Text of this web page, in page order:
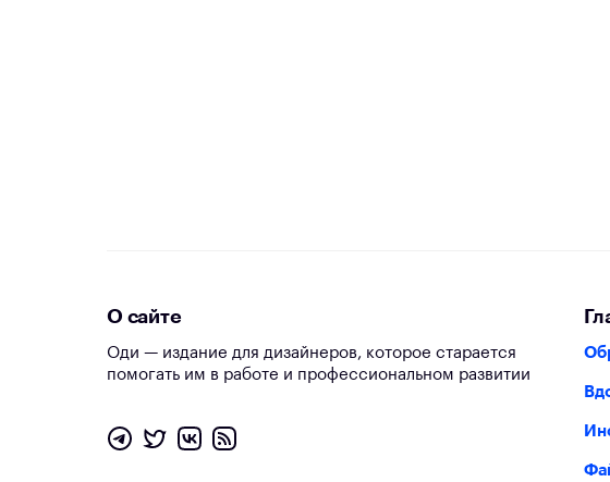
О сайте
Оди — издание для дизайнеров, которое старается
помогать им в работе и профессиональном развитии